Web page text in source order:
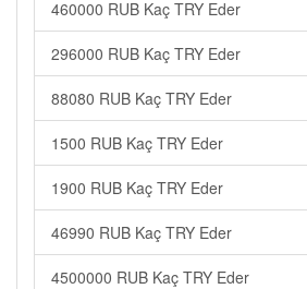
460000 RUB Kaç TRY Eder
296000 RUB Kaç TRY Eder
88080 RUB Kaç TRY Eder
1500 RUB Kaç TRY Eder
1900 RUB Kaç TRY Eder
46990 RUB Kaç TRY Eder
4500000 RUB Kaç TRY Eder